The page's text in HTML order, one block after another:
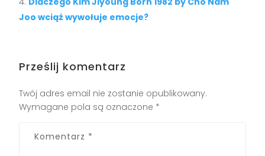
Joo wciąż wywołuje emocje?
Prześlij komentarz
Twój adres email nie zostanie opublikowany.
Wymagane pola są oznaczone *